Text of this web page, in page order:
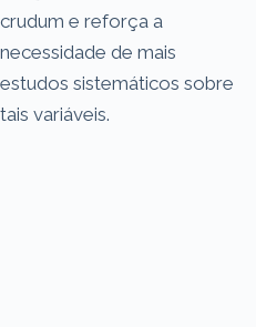
crudum e reforça a
necessidade de mais
estudos sistemáticos sobre
tais variáveis.